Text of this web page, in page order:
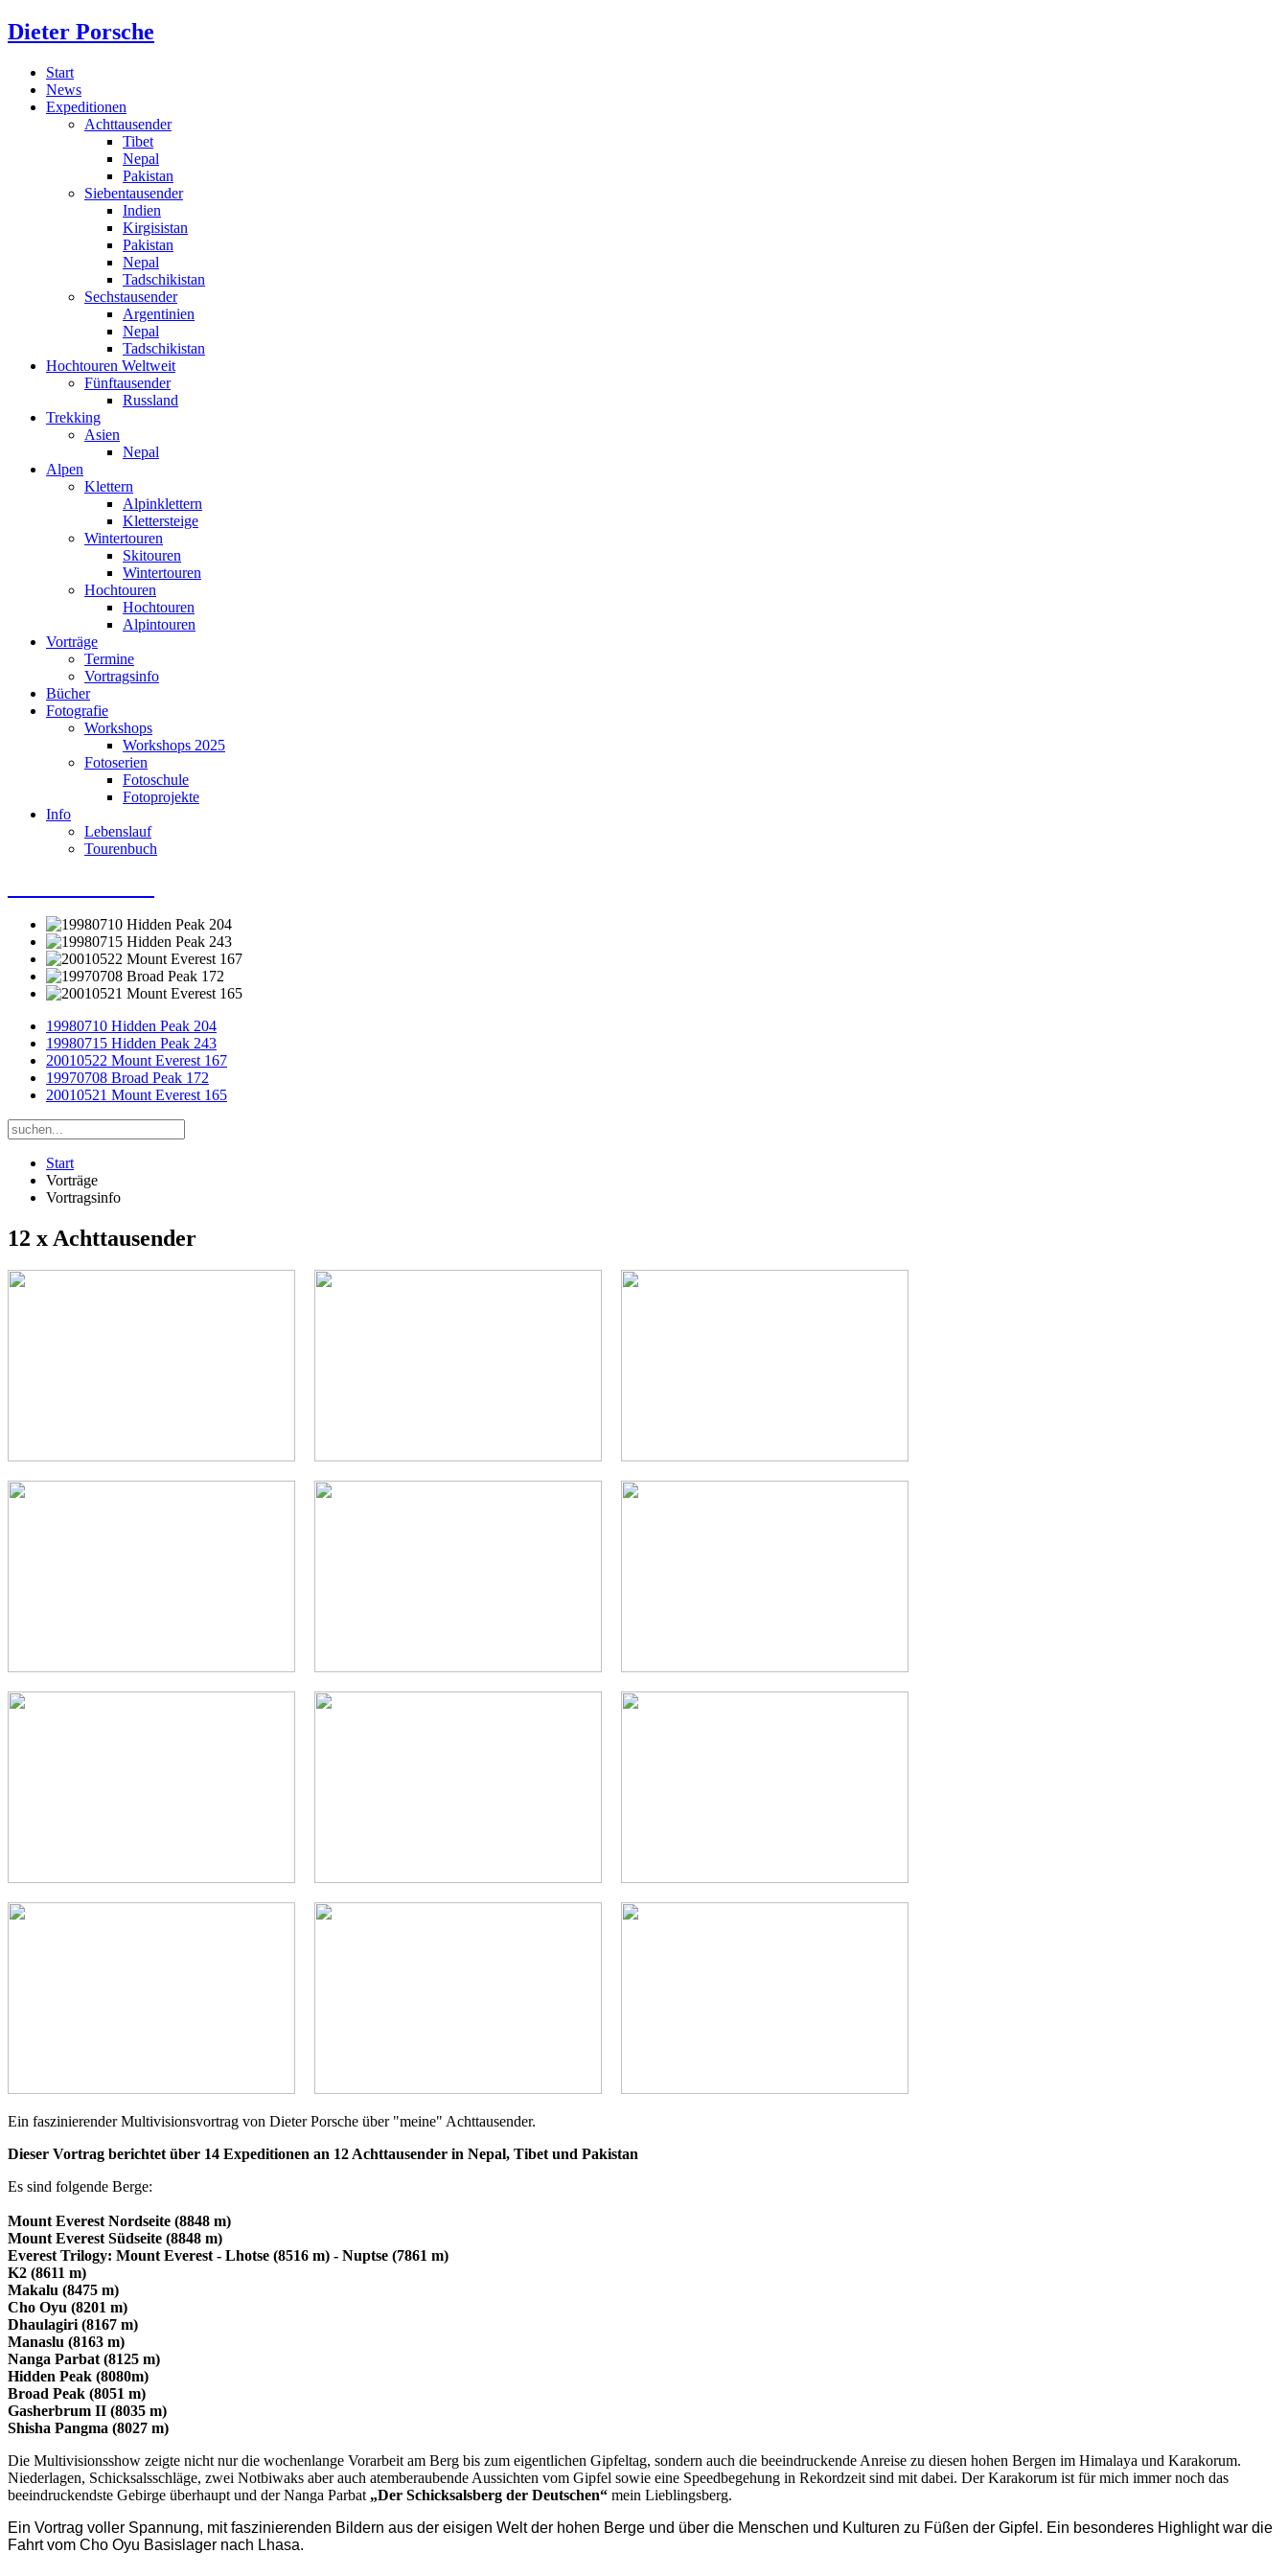
Dieter Porsche
Start
News
Expeditionen
Achttausender
Tibet
Nepal
Pakistan
Siebentausender
Indien
Kirgisistan
Pakistan
Nepal
Tadschikistan
Sechstausender
Argentinien
Nepal
Tadschikistan
Hochtouren Weltweit
Fünftausender
Russland
Trekking
Asien
Nepal
Alpen
Klettern
Alpinklettern
Klettersteige
Wintertouren
Skitouren
Wintertouren
Hochtouren
Hochtouren
Alpintouren
Vorträge
Termine
Vortragsinfo
Bücher
Fotografie
Workshops
Workshops 2025
Fotoserien
Fotoschule
Fotoprojekte
Info
Lebenslauf
Tourenbuch
19980710 Hidden Peak 204
19980715 Hidden Peak 243
20010522 Mount Everest 167
19970708 Broad Peak 172
20010521 Mount Everest 165
Start
Vorträge
Vortragsinfo
12 x Achttausender
Ein faszinierender Multivisionsvortrag von Dieter Porsche über "meine" Achttausender.
Dieser Vortrag berichtet über 14 Expeditionen an 12 Achttausender in Nepal, Tibet und Pakistan
Es sind folgende Berge:
Mount Everest Nordseite (8848 m)
Mount Everest Südseite (8848 m)
Everest Trilogy: Mount Everest - Lhotse (8516 m) - Nuptse (7861 m)
K2 (8611 m)
Makalu (8475 m)
Cho Oyu (8201 m)
Dhaulagiri (8167 m)
Manaslu (8163 m)
Nanga Parbat (8125 m)
Hidden Peak (8080m)
Broad Peak (8051 m)
Gasherbrum II (8035 m)
Shisha Pangma (8027 m)
Die Multivisionsshow zeigte nicht nur die wochenlange Vorarbeit am Berg bis zum eigentlichen Gipfeltag, sondern auch die beeindruckende Anreise zu diesen hohen Bergen im Himalaya und Karakorum.
Niederlagen, Schicksalsschläge, zwei Notbiwaks aber auch atemberaubende Aussichten vom Gipfel sowie eine Speedbegehung in Rekordzeit sind mit dabei. Der Karakorum ist für mich immer noch das
beeindruckendste Gebirge überhaupt und der Nanga Parbat „Der Schicksalsberg der Deutschen“ mein Lieblingsberg.
Ein Vortrag voller Spannung, mit faszinierenden Bildern aus der eisigen Welt der hohen Berge und über die Menschen und Kulturen zu Füßen der Gipfel. Ein besonderes Highlight war die
Fahrt vom Cho Oyu Basislager nach Lhasa.